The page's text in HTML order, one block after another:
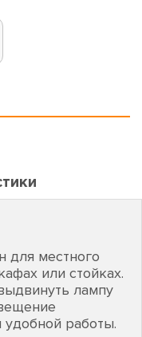
для местного
или стойках.
лампу
работы.